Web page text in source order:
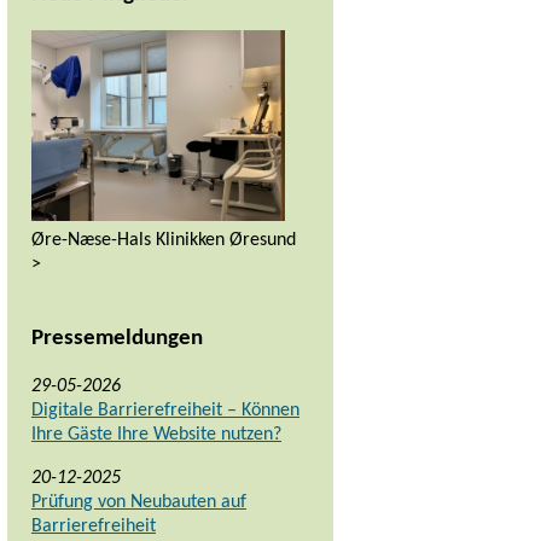
Øre-Næse-Hals Klinikken Øresund
>
Pressemeldungen
29-05-2026
Digitale Barrierefreiheit – Können
Ihre Gäste Ihre Website nutzen?
20-12-2025
Prüfung von Neubauten auf
Barrierefreiheit